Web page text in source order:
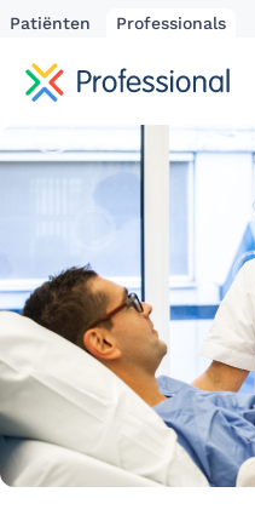
Patiënten Professionals